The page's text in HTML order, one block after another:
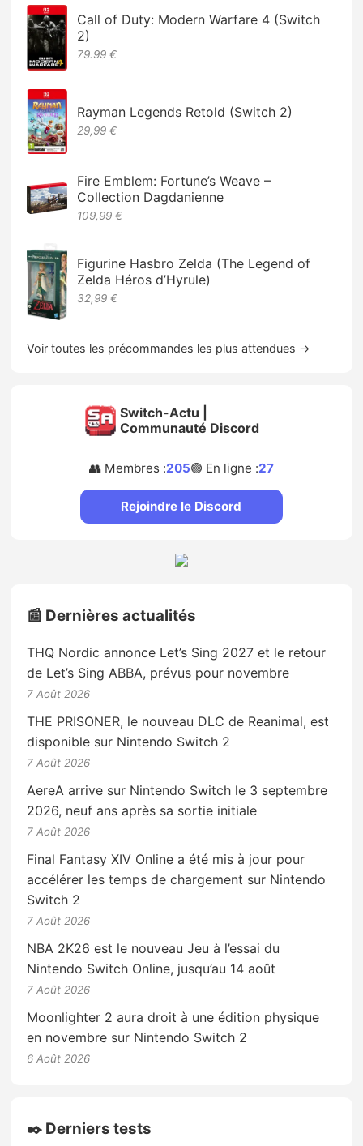
Call of Duty: Modern Warfare 4 (Switch
2)
79.99 €
Rayman Legends Retold (Switch 2)
29,99 €
Fire Emblem: Fortune’s Weave –
Collection Dagdanienne
109,99 €
Figurine Hasbro Zelda (The Legend of
Zelda Héros d’Hyrule)
32,99 €
Voir toutes les précommandes les plus attendues →
Switch-Actu |
Communauté Discord
👥 Membres :205🟢 En ligne :27
Rejoindre le Discord
📰 Dernières actualités
THQ Nordic annonce Let’s Sing 2027 et le retour
de Let’s Sing ABBA, prévus pour novembre
7 Août 2026
THE PRISONER, le nouveau DLC de Reanimal, est
disponible sur Nintendo Switch 2
7 Août 2026
AereA arrive sur Nintendo Switch le 3 septembre
2026, neuf ans après sa sortie initiale
7 Août 2026
Final Fantasy XIV Online a été mis à jour pour
accélérer les temps de chargement sur Nintendo
Switch 2
7 Août 2026
NBA 2K26 est le nouveau Jeu à l’essai du
Nintendo Switch Online, jusqu’au 14 août
7 Août 2026
Moonlighter 2 aura droit à une édition physique
en novembre sur Nintendo Switch 2
6 Août 2026
✒️ Derniers tests